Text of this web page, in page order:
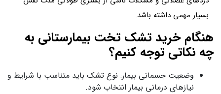
بسیار مهمی داشته باشد.
هنگام خرید تشک تخت بیمارستانی به
چه نکاتی توجه کنیم؟
وضعیت جسمانی بیمار: نوع تشک باید متناسب با شرایط و
نیازهای درمانی بیمار انتخاب شود.